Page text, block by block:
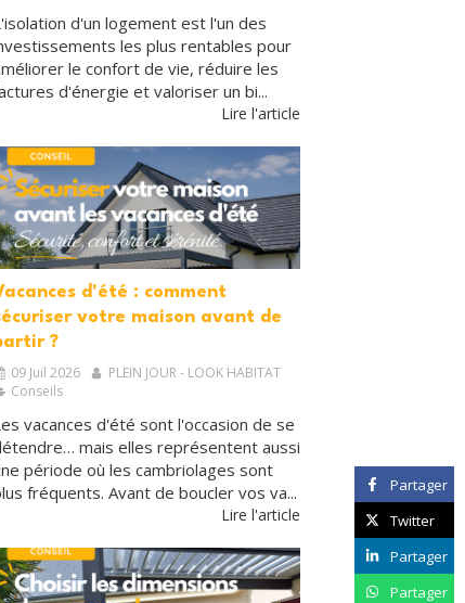
Partager
Twitter
Partager
Partager
d'un logement est l'un des
les plus rentables pour
le confort de vie, réduire les
d'énergie et valoriser un bi...
Lire l'article
d'été : comment
votre maison avant de
?
09 Juil 2026
PLEIN JOUR - LOOK HABITAT
Conseils
vacances d'été sont l'occasion de se
mais elles représentent aussi
période où les cambriolages sont
fréquents. Avant de boucler vos va...
Lire l'article